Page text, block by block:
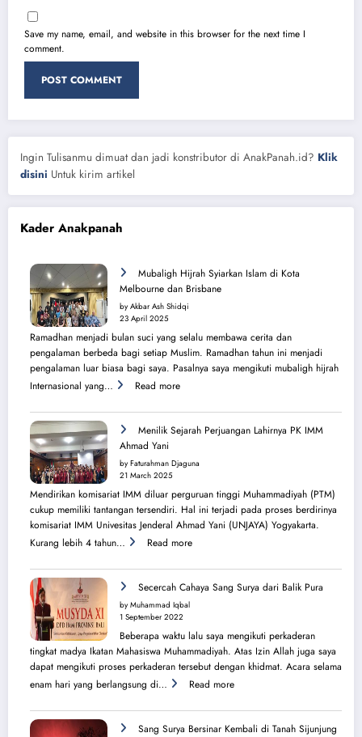
Save my name, email, and website in this browser for the next time I
comment.
Ingin Tulisanmu dimuat dan jadi konstributor di AnakPanah.id? Klik
disini Untuk kirim artikel
Kader Anakpanah
Mubaligh Hijrah Syiarkan Islam di Kota
Melbourne dan Brisbane
by Akbar Ash Shidqi
23 April 2025
Ramadhan menjadi bulan suci yang selalu membawa cerita dan
pengalaman berbeda bagi setiap Muslim. Ramadhan tahun ini menjadi
pengalaman luar biasa bagi saya. Pasalnya saya mengikuti mubaligh hijrah
Internasional yang…
Read more:
Hijrah
Syiarkan
di
Melbourne
dan
Brisbane
Menilik Sejarah Perjuangan Lahirnya PK IMM
Ahmad Yani
by Faturahman Djaguna
21 March 2025
Mendirikan komisariat IMM diluar perguruan tinggi Muhammadiyah (PTM)
cukup memiliki tantangan tersendiri. Hal ini terjadi pada proses berdirinya
komisariat IMM Univesitas Jenderal Ahmad Yani (UNJAYA) Yogyakarta.
Kurang lebih 4 tahun…
Read more:
Sejarah
Perjuangan
IMM
Ahmad
Yani
Secercah Cahaya Sang Surya dari Balik Pura
by Muhammad Iqbal
1 September 2022
Beberapa waktu lalu saya mengikuti perkaderan
tingkat madya Ikatan Mahasiswa Muhammadiyah. Atas Izin Allah juga saya
dapat mengikuti proses perkaderan tersebut dengan khidmat. Acara selama
enam hari yang berlangsung di…
Read more:
Cahaya
Sang
Sang Surya Bersinar Kembali di Tanah Sijunjung